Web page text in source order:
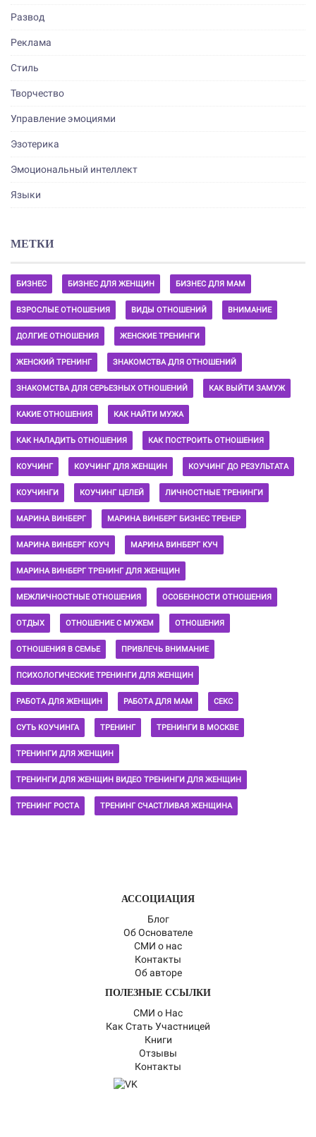
Развод
Реклама
Стиль
Творчество
Управление эмоциями
Эзотерика
Эмоциональный интеллект
Языки
МЕТКИ
БИЗНЕС БИЗНЕС ДЛЯ ЖЕНЩИН БИЗНЕС ДЛЯ МАМ
ВЗРОСЛЫЕ ОТНОШЕНИЯ ВИДЫ ОТНОШЕНИЙ ВНИМАНИЕ
ДОЛГИЕ ОТНОШЕНИЯ ЖЕНСКИЕ ТРЕНИНГИ
ЖЕНСКИЙ ТРЕНИНГ ЗНАКОМСТВА ДЛЯ ОТНОШЕНИЙ
ЗНАКОМСТВА ДЛЯ СЕРЬЕЗНЫХ ОТНОШЕНИЙ КАК ВЫЙТИ ЗАМУЖ
КАКИЕ ОТНОШЕНИЯ КАК НАЙТИ МУЖА
КАК НАЛАДИТЬ ОТНОШЕНИЯ КАК ПОСТРОИТЬ ОТНОШЕНИЯ
КОУЧИНГ КОУЧИНГ ДЛЯ ЖЕНЩИН КОУЧИНГ ДО РЕЗУЛЬТАТА
КОУЧИНГИ КОУЧИНГ ЦЕЛЕЙ ЛИЧНОСТНЫЕ ТРЕНИНГИ
МАРИНА ВИНБЕРГ МАРИНА ВИНБЕРГ БИЗНЕС ТРЕНЕР
МАРИНА ВИНБЕРГ КОУЧ МАРИНА ВИНБЕРГ КУЧ
МАРИНА ВИНБЕРГ ТРЕНИНГ ДЛЯ ЖЕНЩИН
МЕЖЛИЧНОСТНЫЕ ОТНОШЕНИЯ ОСОБЕННОСТИ ОТНОШЕНИЯ
ОТДЫХ ОТНОШЕНИЕ С МУЖЕМ ОТНОШЕНИЯ
ОТНОШЕНИЯ В СЕМЬЕ ПРИВЛЕЧЬ ВНИМАНИЕ
ПСИХОЛОГИЧЕСКИЕ ТРЕНИНГИ ДЛЯ ЖЕНЩИН
РАБОТА ДЛЯ ЖЕНЩИН РАБОТА ДЛЯ МАМ СЕКС
СУТЬ КОУЧИНГА ТРЕНИНГ ТРЕНИНГИ В МОСКВЕ
ТРЕНИНГИ ДЛЯ ЖЕНЩИН
ТРЕНИНГИ ДЛЯ ЖЕНЩИН ВИДЕО ТРЕНИНГИ ДЛЯ ЖЕНЩИН
ТРЕНИНГ РОСТА ТРЕНИНГ СЧАСТЛИВАЯ ЖЕНЩИНА
АССОЦИАЦИЯ
Блог
Об Основателе
СМИ о нас
Контакты
Об авторе
ПОЛЕЗНЫЕ ССЫЛКИ
СМИ о Нас
Как Стать Участницей
Книги
Отзывы
Контакты